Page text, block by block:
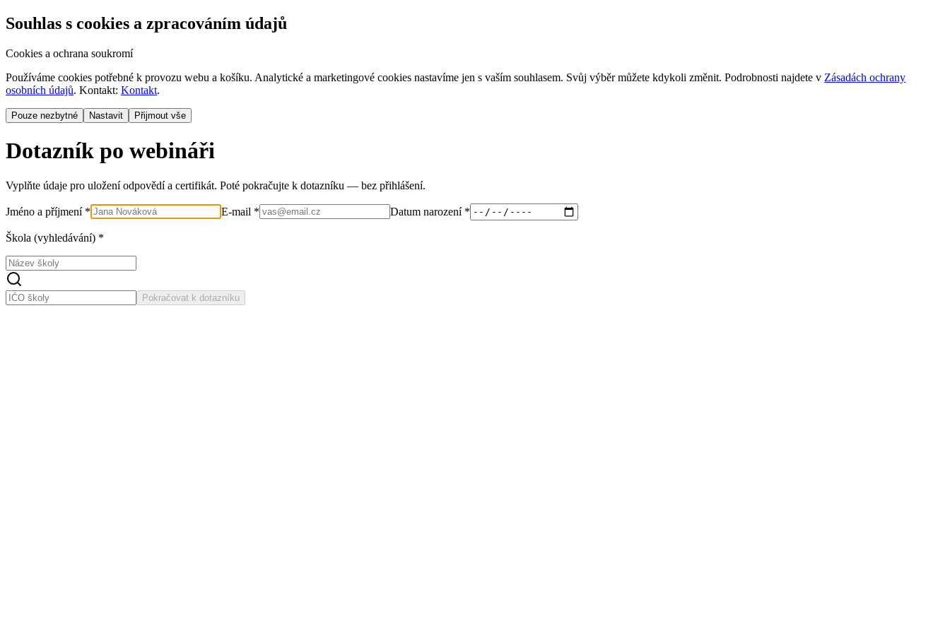
Souhlas s cookies a zpracováním údajů
Cookies a ochrana soukromí
Používáme cookies potřebné k provozu webu a košíku. Analytické a marketingové cookies nastavíme jen s vaším souhlasem. Svůj výběr můžete kdykoli změnit. Podrobnosti najdete v Zásadách ochrany
osobních údajů. Kontakt: Kontakt.
Pouze nezbytné Nastavit Přijmout vše
Dotazník po webináři
Vyplňte údaje pro uložení odpovědí a certifikát. Poté pokračujte k dotazníku — bez přihlášení.
Jméno a příjmení * E-mail * Datum narození *
Škola (vyhledávání) *
Pokračovat k dotazníku